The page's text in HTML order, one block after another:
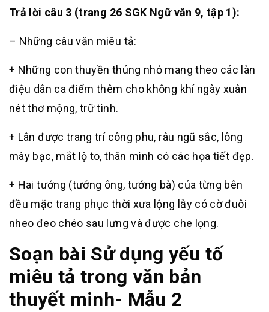
Trả lời câu 3 (trang 26 SGK Ngữ văn 9, tập 1):
– Những câu văn miêu tả:
+ Những con thuyền thúng nhỏ mang theo các làn
điệu dân ca điểm thêm cho không khí ngày xuân
nét thơ mộng, trữ tình.
+ Lân được trang trí công phu, râu ngũ sắc, lông
mày bạc, mắt lộ to, thân mình có các họa tiết đẹp.
+ Hai tướng (tướng ông, tướng bà) của từng bên
đều mặc trang phục thời xưa lộng lẫy có cờ đuôi
nheo đeo chéo sau lưng và được che lọng.
Soạn bài Sử dụng yếu tố
miêu tả trong văn bản
thuyết minh- Mẫu 2